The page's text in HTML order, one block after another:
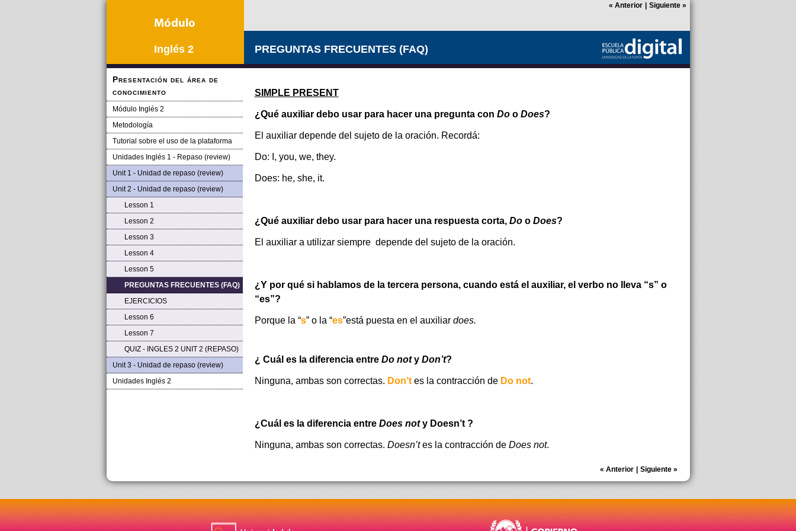
Inglés 2
Presentación del área de
conocimiento
Módulo Inglés 2
Metodología
Tutorial sobre el uso de la plataforma
Unidades Inglés 1 - Repaso (review)
Unit 1 - Unidad de repaso (review)
Unit 2 - Unidad de repaso (review)
Lesson 1
Lesson 2
Lesson 3
Lesson 4
Lesson 5
PREGUNTAS FRECUENTES (FAQ)
EJERCICIOS
Lesson 6
Lesson 7
QUIZ - INGLES 2 UNIT 2 (REPASO)
Unit 3 - Unidad de repaso (review)
Unidades Inglés 2
« Anterior Siguiente»
PREGUNTAS FRECUENTES (FAQ)
SIMPLE PRESENT
¿Qué auxiliar debo usar para hacer una preguntacon Doo Does?
El auxiliar depende del sujeto de la oración. Recordá:
Do: I, you, we, they.
Does: he, she, it.
¿Qué auxiliar debo usar para hacer una respuesta corta, Doo Does?
El auxiliar a utilizar siempre depende del sujeto de la oración.
¿Y por qué si hablamos de la tercera persona, cuando está el auxiliar, el verbo no lleva “s” o
“es”?
Porque la “s” o la “es”está puesta en el auxiliar does.
¿ Cuál es la diferencia entre Do noty Don’t?
Ninguna, ambas son correctas. Don’tes la contracción de Do not.
¿Cuál es la diferencia entre Does noty Doesn’t ?
Ninguna, ambas son correctas. Doesn’tes la contracción de Does not.
« Anterior Siguiente»